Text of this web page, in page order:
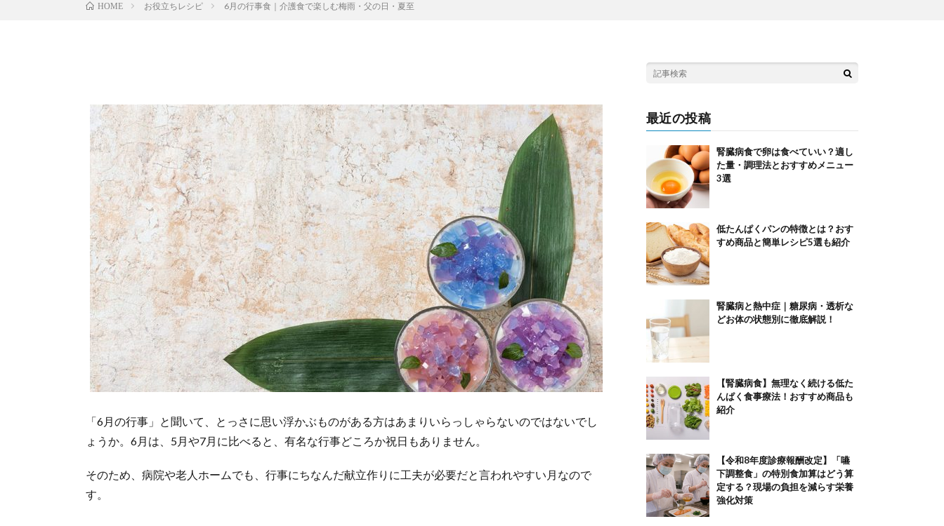
HOME お役立ちレシピ 6月の行事食｜介護食で楽しむ梅雨・父の日・夏至
「6月の行事」と聞いて、とっさに思い浮かぶものがある方はあまりいらっしゃらないのではないでし
ょうか。6月は、5月や7月に比べると、有名な行事どころか祝日もありません。
そのため、病院や老人ホームでも、行事にちなんだ献立作りに工夫が必要だと言われやすい月なので
す。
最近の投稿
腎臓病食で卵は食べていい？適し
た量・調理法とおすすめメニュー
3選
低たんぱくパンの特徴とは？おす
すめ商品と簡単レシピ5選も紹介
腎臓病と熱中症｜糖尿病・透析な
どお体の状態別に徹底解説！
【腎臓病食】無理なく続ける低た
んぱく食事療法！おすすめ商品も
紹介
【令和8年度診療報酬改定】「嚥
下調整食」の特別食加算はどう算
定する？現場の負担を減らす栄養
強化対策